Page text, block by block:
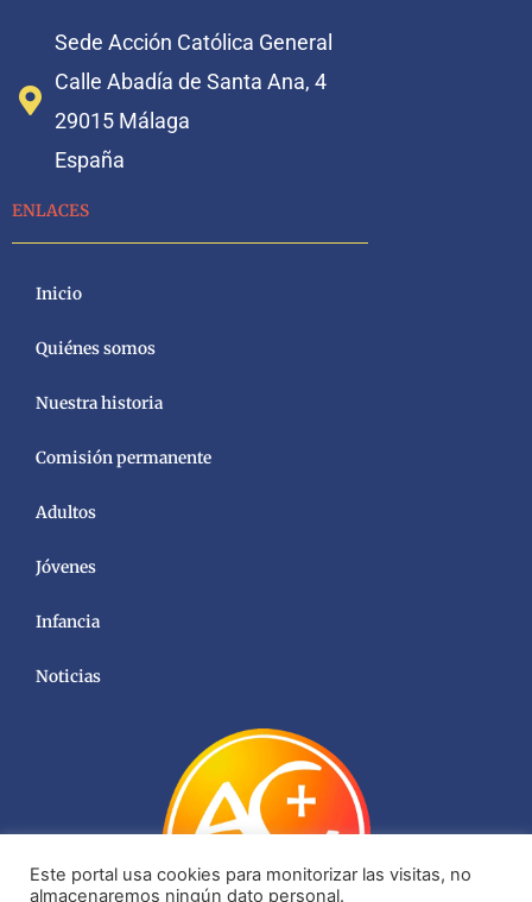
Sede Acción Católica General
Calle Abadía de Santa Ana, 4
29015 Málaga
España
ENLACES
Inicio
Quiénes somos
Nuestra historia
Comisión permanente
Adultos
Jóvenes
Infancia
Noticias
Este portal usa cookies para monitorizar las visitas, no
almacenaremos ningún dato personal.